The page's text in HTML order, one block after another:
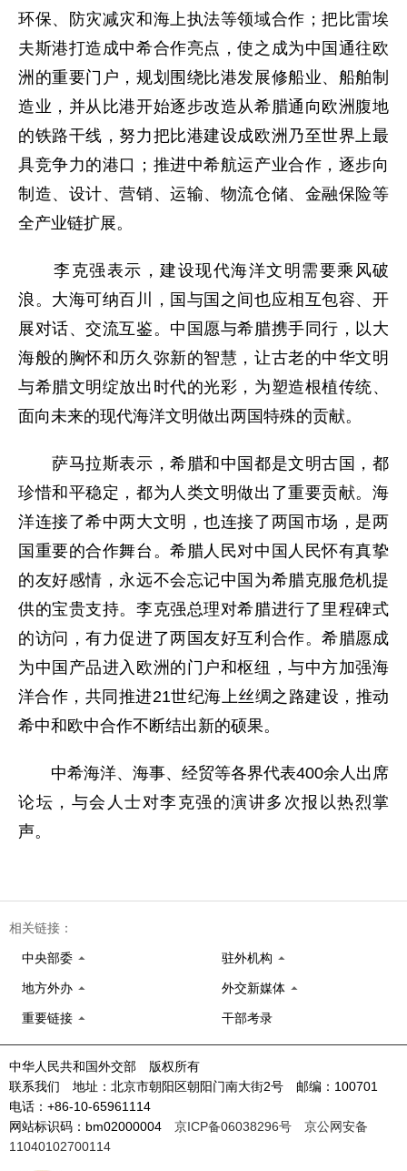
环保、防灾减灾和海上执法等领域合作；把比雷埃
夫斯港打造成中希合作亮点，使之成为中国通往欧
洲的重要门户，规划围绕比港发展修船业、船舶制
造业，并从比港开始逐步改造从希腊通向欧洲腹地
的铁路干线，努力把比港建设成欧洲乃至世界上最
具竞争力的港口；推进中希航运产业合作，逐步向
制造、设计、营销、运输、物流仓储、金融保险等
全产业链扩展。
李克强表示，建设现代海洋文明需要乘风破
浪。大海可纳百川，国与国之间也应相互包容、开
展对话、交流互鉴。中国愿与希腊携手同行，以大
海般的胸怀和历久弥新的智慧，让古老的中华文明
与希腊文明绽放出时代的光彩，为塑造根植传统、
面向未来的现代海洋文明做出两国特殊的贡献。
萨马拉斯表示，希腊和中国都是文明古国，都
珍惜和平稳定，都为人类文明做出了重要贡献。海
洋连接了希中两大文明，也连接了两国市场，是两
国重要的合作舞台。希腊人民对中国人民怀有真挚
的友好感情，永远不会忘记中国为希腊克服危机提
供的宝贵支持。李克强总理对希腊进行了里程碑式
的访问，有力促进了两国友好互利合作。希腊愿成
为中国产品进入欧洲的门户和枢纽，与中方加强海
洋合作，共同推进21世纪海上丝绸之路建设，推动
希中和欧中合作不断结出新的硕果。
中希海洋、海事、经贸等各界代表400余人出席
论坛，与会人士对李克强的演讲多次报以热烈掌
声。
相关链接：
中央部委 驻外机构
地方外办 外交新媒体
重要链接 干部考录
中华人民共和国外交部 版权所有
联系我们 地址：北京市朝阳区朝阳门南大街2号 邮编：100701
电话：+86-10-65961114
网站标识码：bm02000004 京ICP备06038296号
京公网安备
11040102700114